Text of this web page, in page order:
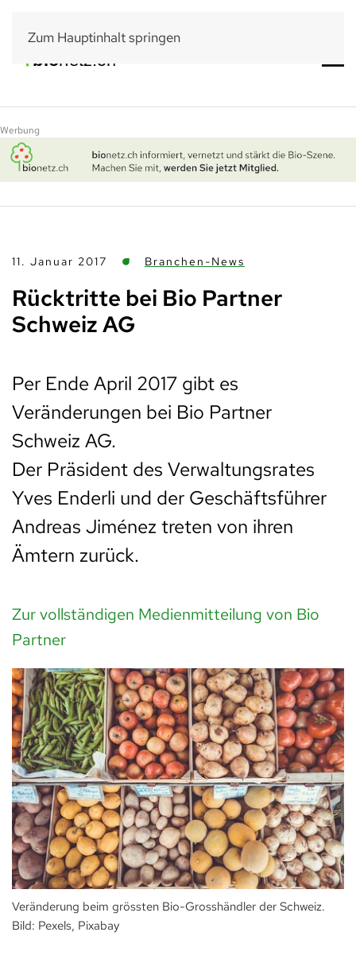
Zum Hauptinhalt springen
Werbung
11. Januar 2017 Branchen-News
Rücktritte bei Bio Partner
Schweiz AG
Per Ende April 2017 gibt es
Veränderungen bei Bio Partner
Schweiz AG.
Der Präsident des Verwaltungsrates
Yves Enderli und der Geschäftsführer
Andreas Jiménez treten von ihren
Ämtern zurück.
Zur vollständigen Medienmitteilung von Bio
Partner
Veränderung beim grössten Bio-Grosshändler der Schweiz.
Bild: Pexels, Pixabay